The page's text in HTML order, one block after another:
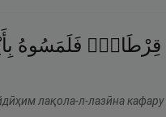
قِرْطَاسٍۢ فَلَمَسُوهُ
лақола-л-лазӣна кафару